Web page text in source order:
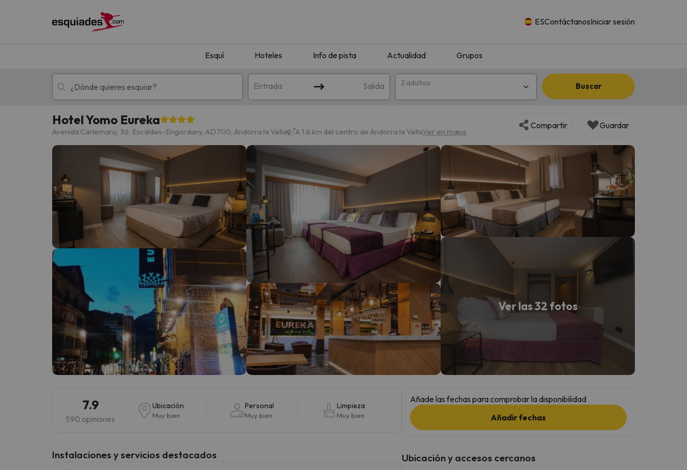
ESContáctanosIniciar sesión
Esquí Hoteles Info de pista Actualidad Grupos
Entrada Salida 2 adultos Buscar
Esquí Escapadas
¡Vaya! No hemos encontrado ningún resultado que coincida con tu búsqueda. Prueba a modificar el destino.
¡Vaya! Parece que nuestro buscador ha perdido el norte. En cuanto encuentre su brújula vuelve.
Hotel Yomo Eureka
Avenida Carlemany, 36. Escaldes-Engordany, AD700, Andorra la Vella A 1.6 km del centro de Andorra la VellaVer en mapa
Compartir Guardar
Ver las 32 fotos
7.9
590 opiniones
Ubicación
Muy bien
Personal
Muy bien
Limpieza
Muy bien
Instalaciones y servicios destacados
Añade las fechas para comprobar la disponibilidad
Añadir fechas
Ubicación y accesos cercanos